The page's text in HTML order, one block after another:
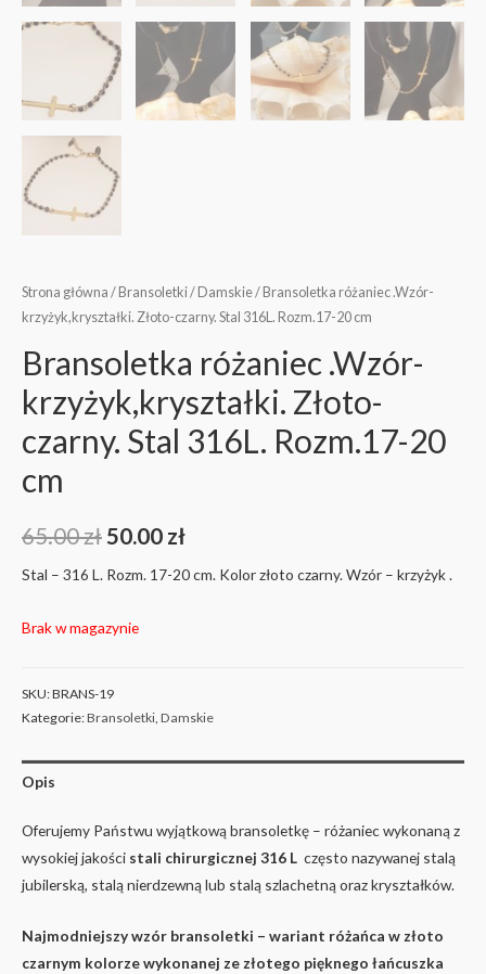
Strona główna / Bransoletki/ Damskie/ Bransoletka różaniec .Wzór-
krzyżyk,kryształki. Złoto-czarny. Stal 316L. Rozm.17-20 cm
Bransoletka różaniec .Wzór-
krzyżyk,kryształki. Złoto-
czarny. Stal 316L. Rozm.17-20
cm
65.00zł50.00 zł
Stal – 316 L. Rozm. 17-20 cm. Kolor złoto czarny. Wzór – krzyżyk .
Brak w magazynie
SKU:BRANS-19
Kategorie:Bransoletki Damskie
Opis
Oferujemy Państwu wyjątkową bransoletkę – różaniec wykonaną z
wysokiej jakości stali chirurgicznej 316 L często nazywanej stalą
jubilerską, stalą nierdzewną lub stalą szlachetną oraz kryształków.
Najmodniejszy wzór bransoletki – wariant różańca w złoto
czarnym kolorze wykonanej ze złotego pięknego łańcuszka